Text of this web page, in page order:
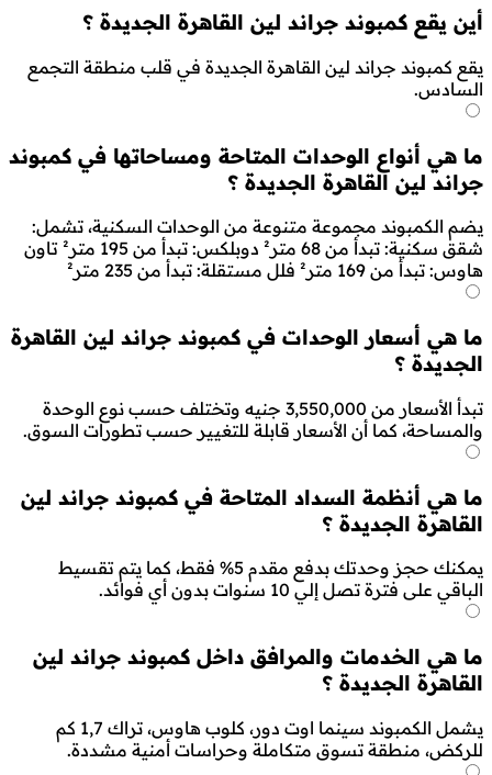
أين يقع كمبوند جراند لين القاهرة الجديدة ؟
يقع كمبوند جراند لين القاهرة الجديدة في قلب منطقة التجمع
السادس.
ما هي أنواع الوحدات المتاحة ومساحاتها في كمبوند
جراند لين القاهرة الجديدة ؟
يضم الكمبوند مجموعة متنوعة من الوحدات السكنية، تشمل:
شقق سكنية: تبدأ من 68 متر² دوبلكس: تبدأ من 195 متر² تاون
هاوس: تبدأ من 169 متر² فلل مستقلة: تبدأ من 235 متر²
ما هي أسعار الوحدات في كمبوند جراند لين القاهرة
الجديدة ؟
تبدأ الأسعار من 3,550,000 جنيه وتختلف حسب نوع الوحدة
والمساحة، كما أن الأسعار قابلة للتغيير حسب تطورات السوق.
ما هي أنظمة السداد المتاحة في كمبوند جراند لين
القاهرة الجديدة ؟
يمكنك حجز وحدتك بدفع مقدم 5% فقط، كما يتم تقسيط
الباقي على فترة تصل إلي 10 سنوات بدون أي فوائد.
ما هي الخدمات والمرافق داخل كمبوند جراند لين
القاهرة الجديدة ؟
يشمل الكمبوند سينما اوت دور، كلوب هاوس، تراك 1,7 كم
للركض، منطقة تسوق متكاملة وحراسات أمنية مشددة.